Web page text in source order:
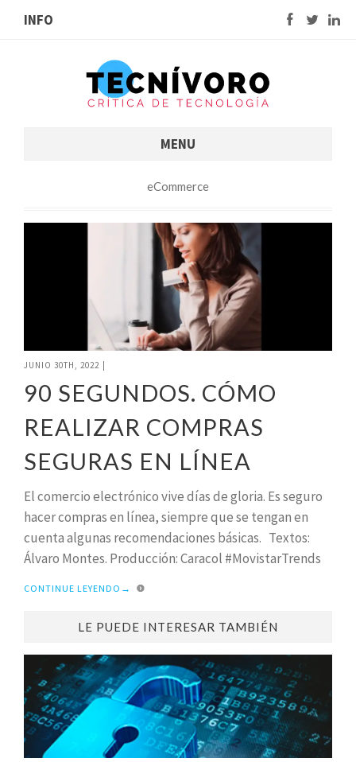
INFO
MENU
eCommerce
JUNIO 30TH, 2022
90 SEGUNDOS. CÓMO
REALIZAR COMPRAS
SEGURAS EN LÍNEA
El comercio electrónico vive días de gloria. Es seguro
hacer compras en línea, siempre que se tengan en
cuenta algunas recomendaciones básicas. Textos:
Álvaro Montes. Producción: Caracol #MovistarTrends
CONTINUE LEYENDO →
LE PUEDE INTERESAR TAMBIÉN